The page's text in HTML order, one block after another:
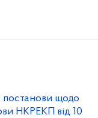
щодо
НКРЕКП від 10